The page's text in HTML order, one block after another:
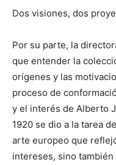
Dos visiones, dos
Por su parte, la
que entender la
orígenes y las
proceso de
y el interés de Alberto
1920 se dio a la tarea
arte europeo que
intereses, sino